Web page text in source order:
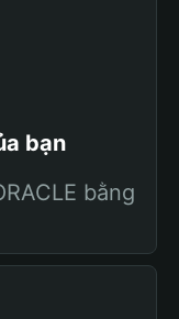
bạn
bằng